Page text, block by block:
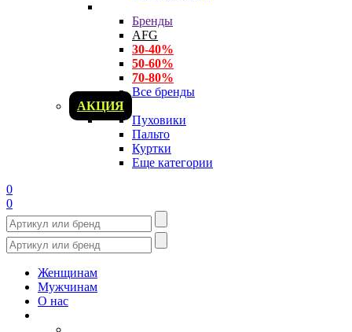
Бренды
AFG
30-40%
50-60%
70-80%
Все бренды
АКЦИЯ
Пуховики
Пальто
Куртки
Еще категории
0
0
Женщинам
Мужчинам
О нас